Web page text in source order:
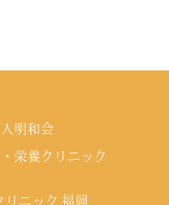
明和会
栄養クリニック
ニック 福岡